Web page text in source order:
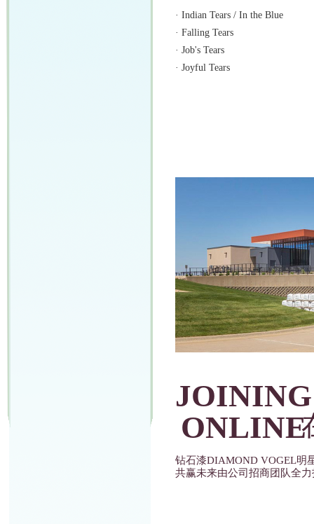
· Indian Tears / In the Blue
· Falling Tears
· Job's Tears
· Joyful Tears
JOINING
ONLINE
钻石漆DIAMOND VOGEL明
共赢未来由公司招商团队全